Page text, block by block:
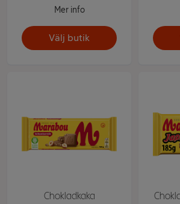
Mer info
Välj butik
Chokladkaka